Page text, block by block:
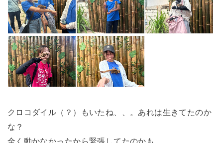
クロコダイル（？）もいたね、、。あれは生きてたのか
な？
全く動かなかったから緊張してたのかも、、。